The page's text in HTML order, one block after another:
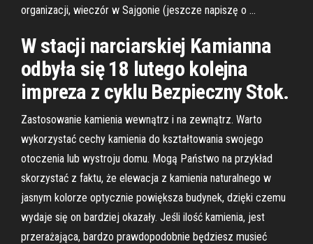
organizacji, wieczór w Sajgonie (jeszcze napiszę o …
W stacji narciarskiej Kamianna
odbyła się 18 lutego kolejna
impreza z cyklu Bezpieczny Stok.
Zastosowanie kamienia wewnątrz i na zewnątrz. Warto
wykorzystać cechy kamienia do kształtowania swojego
otoczenia lub wystroju domu. Mogą Państwo na przykład
skorzystać z faktu, że elewacja z kamienia naturalnego w
jasnym kolorze optycznie powiększa budynek, dzięki czemu
wydaje się on bardziej okazały. Jeśli ilość kamienia, jest
przerażająca, bardzo prawdopodobnie będziesz musieć